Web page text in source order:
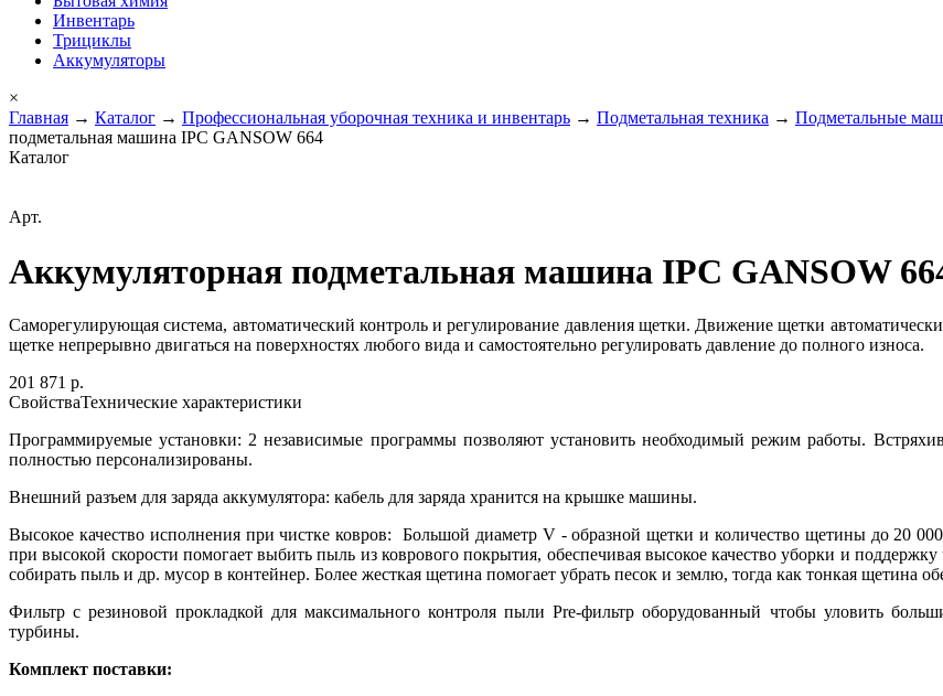
Инвентарь
Трициклы
Аккумуляторы
×
Главная → Каталог → Профессиональная уборочная техника и инвентарь → Подметальная техника → Подметальные
подметальная машина IPC GANSOW 664
Каталог
Арт.
Аккумуляторная подметальная машина IPC GANSOW
Саморегулирующая система, автоматический контроль и регулирование давления щетки. Движение щетки
щетке непрерывно двигаться на поверхностях любого вида и самостоятельно регулировать давление до полного износа.
201 871 р.
СвойстваТехнические характеристики
Программируемые установки: 2 независимые программы позволяют установить необходимый режим работы.
полностью персонализированы.
Внешний разъем для заряда аккумулятора: кабель для заряда хранится на крышке машины.
Высокое качество исполнения при чистке ковров: Большой диаметр V - образной щетки и количество щетины до 20
при высокой скорости помогает выбить пыль из коврового покрытия, обеспечивая высокое качество уборки и
собирать пыль и др. мусор в контейнер. Более жесткая щетина помогает убрать песок и землю, тогда как тонкая щетина
Фильтр с резиновой прокладкой для максимального контроля пыли Pre-фильтр оборудованный чтобы уловить
турбины.
Комплект поставки: